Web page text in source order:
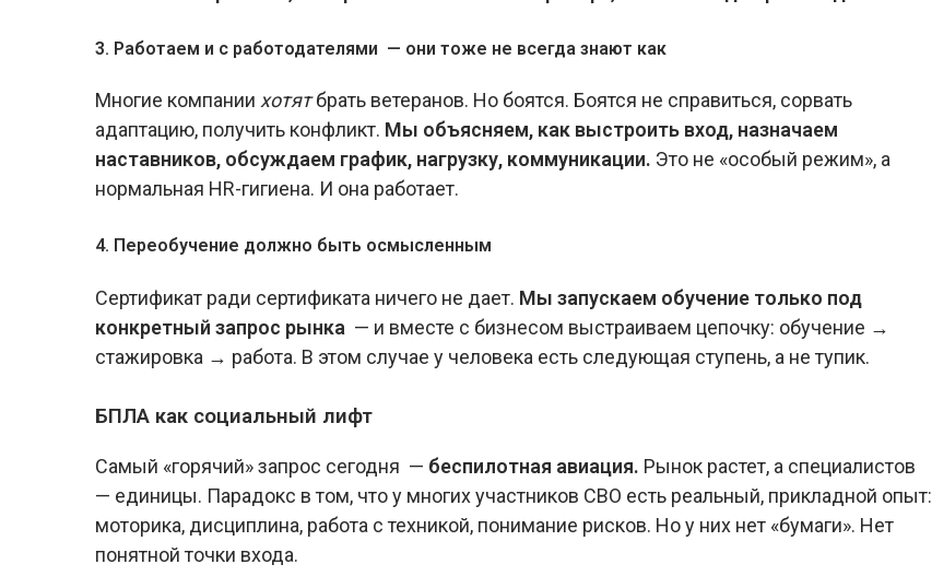
3. Работаем и с работодателями — они тоже не всегда знают как
Многие компании хотятбрать ветеранов. Но боятся. Боятся не справиться, сорвать
адаптацию, получить конфликт. Мы объясняем, как выстроить вход, назначаем
наставников, обсуждаем график, нагрузку, коммуникации. Это не «особый режим», а
нормальная HR-гигиена. И она работает.
4. Переобучение должно быть осмысленным
Сертификат ради сертификата ничего не дает. Мы запускаем обучение только под
конкретный запрос рынка — и вместе с бизнесом выстраиваем цепочку: обучение →
стажировка → работа. В этом случае у человека есть следующая ступень, а не тупик.
БПЛА как социальный лифт
Самый «горячий» запрос сегодня — беспилотная авиация. Рынок растет, а специалистов
— единицы. Парадокс в том, что у многих участников СВО есть реальный, прикладной опыт:
моторика, дисциплина, работа с техникой, понимание рисков. Но у них нет «бумаги». Нет
понятной точки входа.